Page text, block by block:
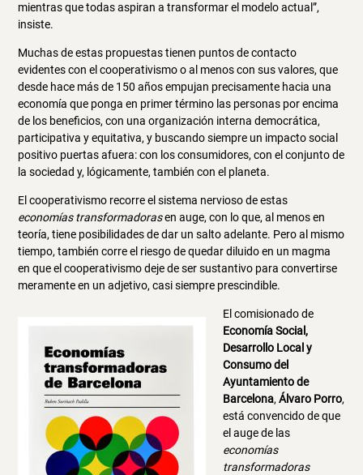
mientras que todas aspiran a transformar el modelo actual”,
insiste.
Muchas de estas propuestas tienen puntos de contacto
evidentes con el cooperativismo o al menos con sus valores, que
desde hace más de 150 años empujan precisamente hacia una
economía que ponga en primer término las personas por encima
de los beneficios, con una organización interna democrática,
participativa y equitativa, y buscando siempre un impacto social
positivo puertas afuera: con los consumidores, con el conjunto de
la sociedad y, lógicamente, también con el planeta.
El cooperativismo recorre el sistema nervioso de estas
economías transformadorasen auge, con lo que, al menos en
teoría, tiene posibilidades de dar un salto adelante. Pero al mismo
tiempo, también corre el riesgo de quedar diluido en un magma
en que el cooperativismo deje de ser sustantivo para convertirse
meramente en un adjetivo, casi siempre prescindible.
El comisionado de
Economía Social,
Desarrollo Local y
Consumo del
Ayuntamiento de
Barcelona,Álvaro Porro,
está convencido de que
el auge de las
economías
transformadoras